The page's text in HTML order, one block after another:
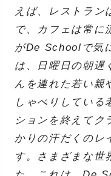
えば、レストラン
で、カフェは常に
がDe Schoolで気
は、日曜日の朝遅
んを連れた若い親
しゃべりしている
ションを終えてク
かりの汗だくのレ
す。さまざまな世